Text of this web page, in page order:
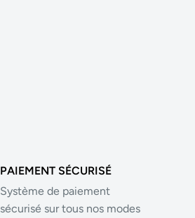
PAIEMENT SÉCURISÉ
Système de paiement
sécurisé sur tous nos modes